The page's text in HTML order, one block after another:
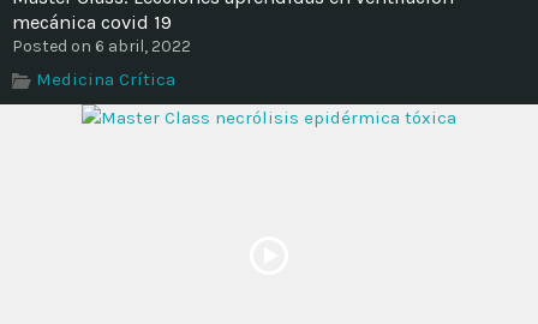
mecánica covid 19
Posted on 6 abril, 2022
Medicina Crítica